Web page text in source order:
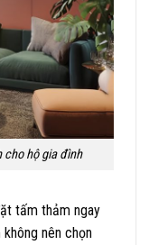
cho hộ gia đình
tấm thảm ngay
nên chọn